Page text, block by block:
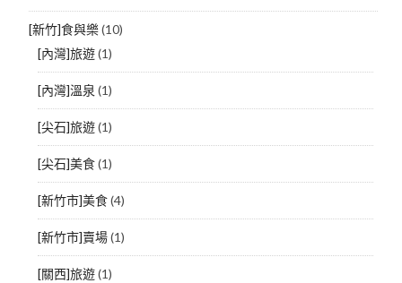
[新竹]食與樂(10)
[內灣]旅遊(1)
[內灣]溫泉 (1)
[尖石]旅遊(1)
[尖石]美食(1)
[新竹市]美食(4)
[新竹市]賣場(1)
[關西]旅遊(1)